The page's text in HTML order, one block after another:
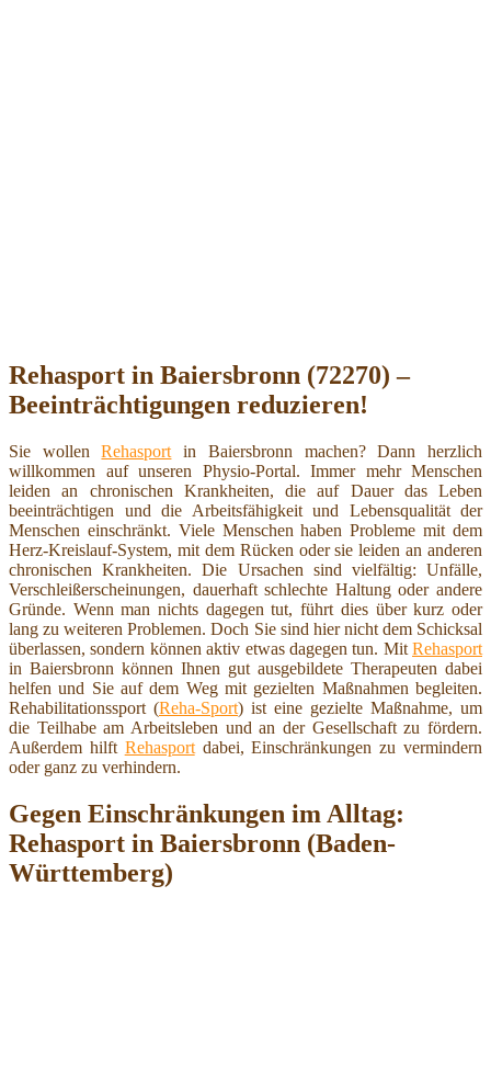
Rehasport in Baiersbronn (72270) –
Beeinträchtigungen reduzieren!
Sie wollenRehasport in Baiersbronn machen? Dann herzlich
willkommen auf unseren Physio-Portal. Immer mehr Menschen
leiden an chronischen Krankheiten, die auf Dauer das Leben
beeinträchtigen und die Arbeitsfähigkeit und Lebensqualität der
Menschen einschränkt. Viele Menschen haben Probleme mit dem
Herz-Kreislauf-System, mit dem Rücken oder sie leiden an anderen
chronischen Krankheiten. Die Ursachen sind vielfältig: Unfälle,
Verschleißerscheinungen, dauerhaft schlechte Haltung oder andere
Gründe. Wenn man nichts dagegen tut, führt dies über kurz oder
lang zu weiteren Problemen. Doch Sie sind hier nicht dem Schicksal
überlassen, sondern können aktiv etwas dagegen tun. Mit Rehasport
in Baiersbronn können Ihnen gut ausgebildete Therapeuten dabei
helfen und Sie auf dem Weg mit gezielten Maßnahmen begleiten.
Rehabilitationssport (Reha-Sport) ist eine gezielte Maßnahme, um
die Teilhabe am Arbeitsleben und an der Gesellschaft zu fördern.
Außerdem hilft Rehasportdabei, Einschränkungen zu vermindern
oder ganz zu verhindern.
Gegen Einschränkungen im Alltag:
Rehasport in Baiersbronn (Baden-
Württemberg)